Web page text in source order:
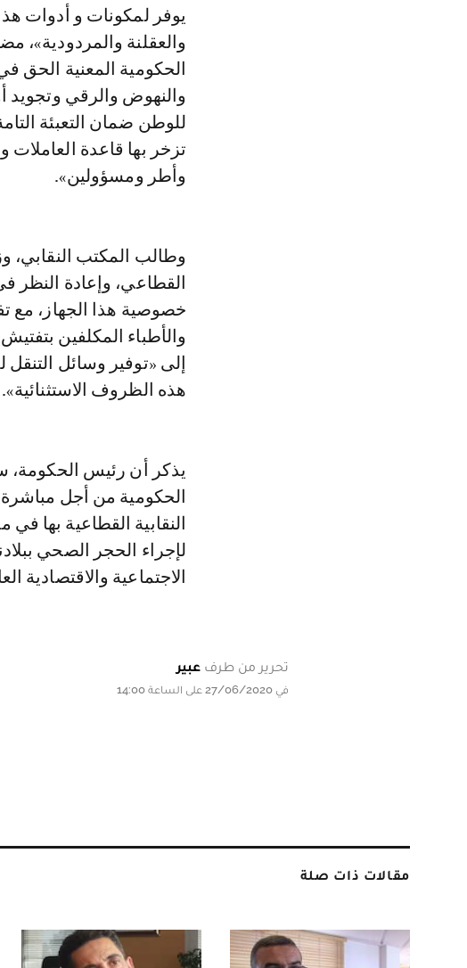
يوفر لمكونات و أدوات
والعقلنة والمردودية»،
الحكومية المعنية الحق
والنهوض والرقي وتجويد
للوطن ضمان التعبئة
تزخر بها قاعدة
وأطر ومسؤولين».
وطالب المكتب النقابي،
القطاعي، وإعادة النظر
خصوصية هذا الجهاز، مع
والأطباء المكلفين
إلى «توفير وسائل
هذه الظروف الاستثنائية».
يذكر أن رئيس الحكومة،
الحكومية من أجل
النقابية القطاعية بها
لإجراء الحجر الصحي
الاجتماعية والاقتصادية
تحرير من طرف عبير
في 27/06/2020 على الساعة 14:00
مقالات ذات صلة